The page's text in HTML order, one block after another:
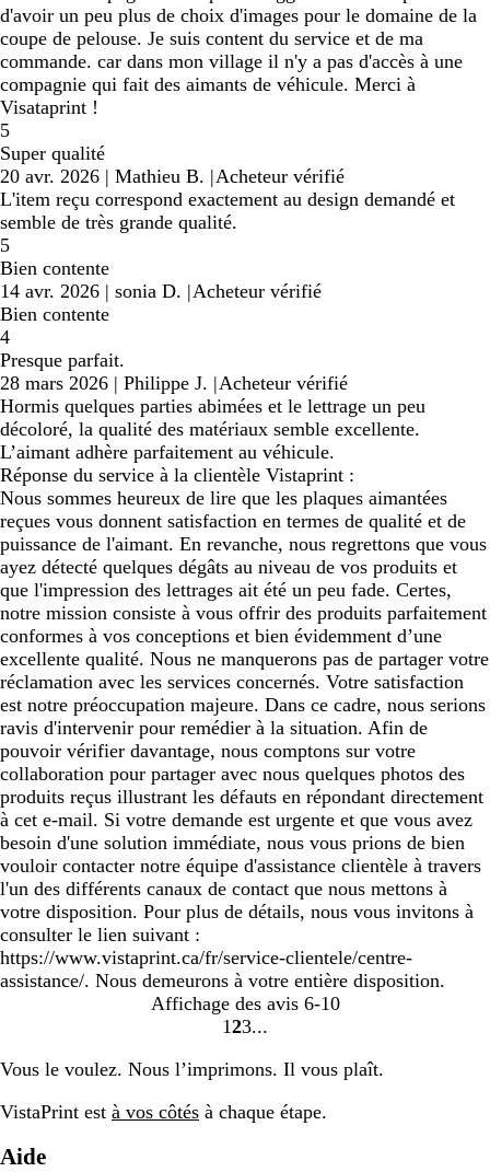
d'avoir un peu plus de choix d'images pour le domaine de la
coupe de pelouse. Je suis content du service et de ma
commande. car dans mon village il n'y a pas d'accès à une
compagnie qui fait des aimants de véhicule. Merci à
Visataprint !
5
Super qualité
20 avr. 2026 | Mathieu B. |Acheteur vérifié
L'item reçu correspond exactement au design demandé et
semble de très grande qualité.
5
Bien contente
14 avr. 2026 | sonia D. |Acheteur vérifié
Bien contente
4
Presque parfait.
28 mars 2026 | Philippe J. |Acheteur vérifié
Hormis quelques parties abimées et le lettrage un peu
décoloré, la qualité des matériaux semble excellente.
L’aimant adhère parfaitement au véhicule.
Réponse du service à la clientèle Vistaprint :
Nous sommes heureux de lire que les plaques aimantées
reçues vous donnent satisfaction en termes de qualité et de
puissance de l'aimant. En revanche, nous regrettons que vous
ayez détecté quelques dégâts au niveau de vos produits et
que l'impression des lettrages ait été un peu fade. Certes,
notre mission consiste à vous offrir des produits parfaitement
conformes à vos conceptions et bien évidemment d’une
excellente qualité. Nous ne manquerons pas de partager votre
réclamation avec les services concernés. Votre satisfaction
est notre préoccupation majeure. Dans ce cadre, nous serions
ravis d'intervenir pour remédier à la situation. Afin de
pouvoir vérifier davantage, nous comptons sur votre
collaboration pour partager avec nous quelques photos des
produits reçus illustrant les défauts en répondant directement
à cet e-mail. Si votre demande est urgente et que vous avez
besoin d'une solution immédiate, nous vous prions de bien
vouloir contacter notre équipe d'assistance clientèle à travers
l'un des différents canaux de contact que nous mettons à
votre disposition. Pour plus de détails, nous vous invitons à
consulter le lien suivant :
https://www.vistaprint.ca/fr/service-clientele/centre-
assistance/. Nous demeurons à votre entière disposition.
Affichage des avis 6-10
Accéder
à
la
page
1 Accéder
la
page
2Accéder
la
page
3
Vous le voulez. Nous l’imprimons. Il vous plaît.
VistaPrint est à vos côtés à chaque étape.
Aide